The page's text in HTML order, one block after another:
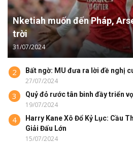
Nketiah muốn đến Pháp,
trời
31/07/2024
2 Bất ngờ: MU đưa ra lời đề nghị
27/07/2024
3 Quỷ đỏ rước tân binh đầy triển
19/07/2024
4
Harry Kane Xô Đổ Kỷ Lục: Cầu
Giải Đấu Lớn
15/07/2024